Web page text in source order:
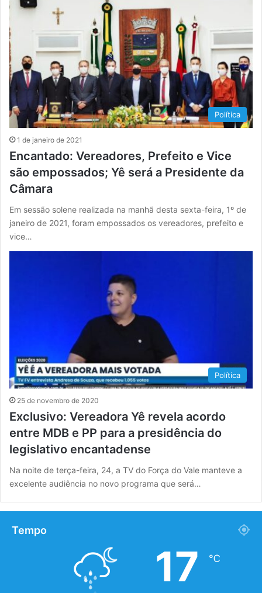
Política
1 de janeiro de 2021
Encantado: Vereadores, Prefeito e Vice
são empossados; Yê será a Presidente da
Câmara
Em sessão solene realizada na manhã desta sexta-feira, 1º de
janeiro de 2021, foram empossados os vereadores, prefeito e
vice…
Política
25 de novembro de 2020
Exclusivo: Vereadora Yê revela acordo
entre MDB e PP para a presidência do
legislativo encantadense
Na noite de terça-feira, 24, a TV do Força do Vale manteve a
excelente audiência no novo programa que será…
Tempo
17 ℃